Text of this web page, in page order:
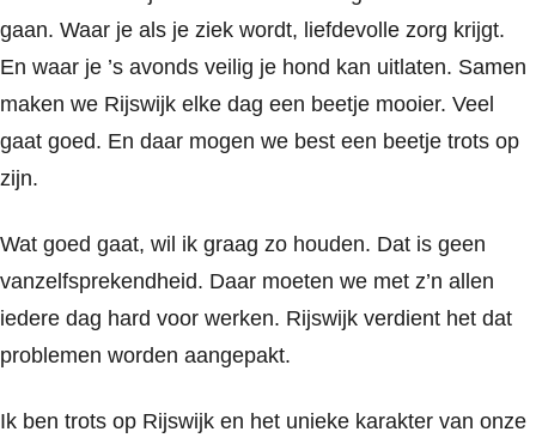
gaan. Waar je als je ziek wordt, liefdevolle zorg krijgt.
En waar je ’s avonds veilig je hond kan uitlaten. Samen
maken we Rijswijk elke dag een beetje mooier. Veel
gaat goed. En daar mogen we best een beetje trots op
zijn.
Wat goed gaat, wil ik graag zo houden. Dat is geen
vanzelfsprekendheid. Daar moeten we met z’n allen
iedere dag hard voor werken. Rijswijk verdient het dat
problemen worden aangepakt.
Ik ben trots op Rijswijk en het unieke karakter van onze